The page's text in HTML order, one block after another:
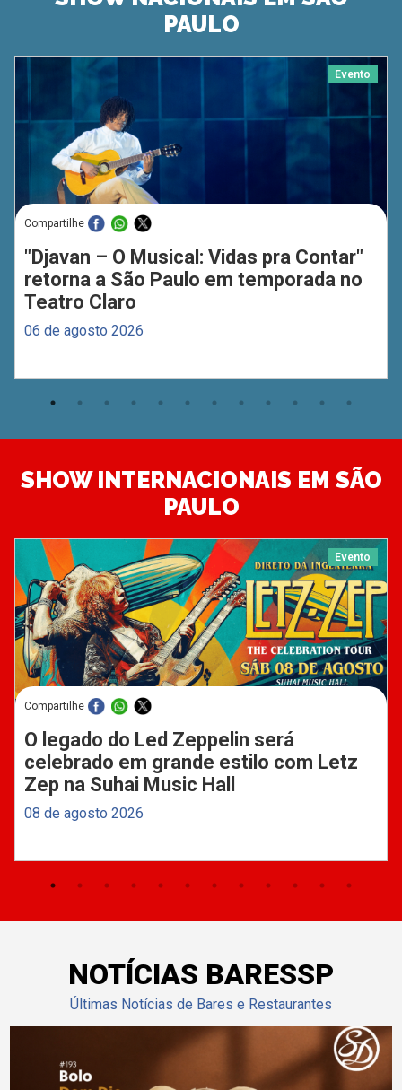
PAULO
Evento
Compartilhe
"Djavan – O Musical: Vidas pra Contar"
retorna a São Paulo em temporada no
Teatro Claro
06 de agosto 2026
SHOW INTERNACIONAIS EM SÃO
PAULO
Evento
Compartilhe
O legado do Led Zeppelin será
celebrado em grande estilo com Letz
Zep na Suhai Music Hall
08 de agosto 2026
NOTÍCIAS BARESSP
Últimas Notícias de Bares e Restaurantes